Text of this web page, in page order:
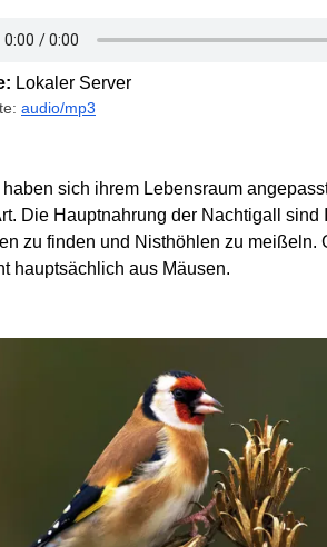
Lokaler Server
audio/mp3
sich ihrem Lebensraum
Die Hauptnahrung der Nachtigall
zu finden und Nisthöhlen zu
hauptsächlich aus Mäusen.